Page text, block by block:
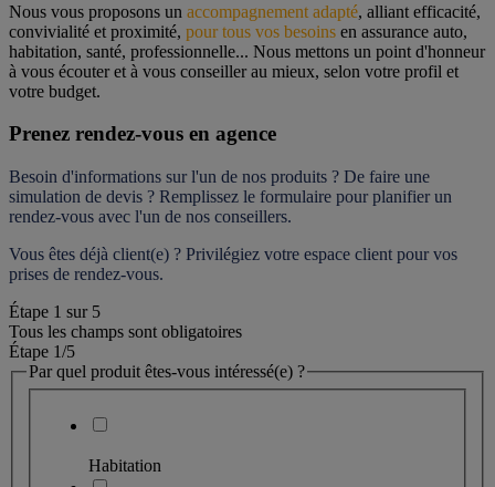
Nous vous proposons un accompagnement adapté, alliant efficacité,
convivialité et proximité, pour tous vos besoins en assurance auto,
habitation, santé, professionnelle... Nous mettons un point d'honneur
à vous écouter et à vous conseiller au mieux, selon votre profil et
votre budget.
Prenez rendez-vous en agence
Besoin d'informations sur l'un de nos produits ? De faire une
simulation de devis ? Remplissez le formulaire pour planifier un
rendez-vous avec l'un de nos conseillers.
Vous êtes déjà client(e) ? Privilégiez votre espace client pour vos
prises de rendez-vous.
Étape 1 sur 5
Tous les champs sont obligatoires
Étape 1/5
Par quel produit êtes-vous intéressé(e) ?
Habitation